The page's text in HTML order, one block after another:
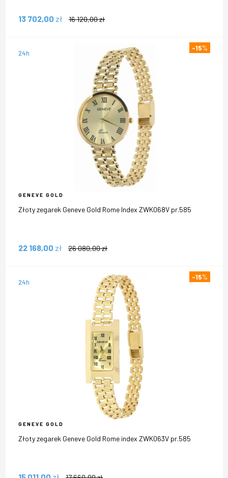
13 702,00 zł 16 120,00zł
24h
-15%
GENEVE GOLD
Złoty zegarek Geneve Gold Rome Index ZWK068V pr.585
22 168,00 zł 26 080,00zł
24h
-15%
GENEVE GOLD
Złoty zegarek Geneve Gold Rome index ZWK063V pr.585